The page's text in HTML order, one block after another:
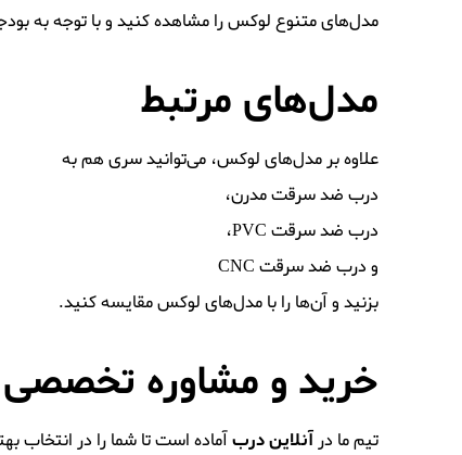
مدل‌های متنوع لوکس را مشاهده کنید و با توجه به
مدل‌های مرتبط
علاوه بر مدل‌های لوکس، می‌توانید سری هم به
درب ضد سرقت مدرن،
درب ضد سرقت PVC
،
و درب ضد سرقت CNC
بزنید و آن‌ها را با مدل‌های لوکس مقایسه کنید.
خرید و مشاوره تخصصی
تیم ما درآنلاین دربآماده است تا شما را در انتخاب